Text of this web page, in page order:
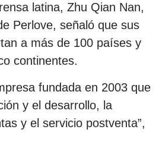
latina, Zhu Qian Nan,
Perlove, señaló que sus
a más de 100 países y
continentes.
fundada en 2003 que
y el desarrollo, la
y el servicio postventa”,